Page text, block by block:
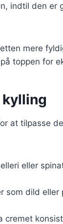
indtil den er
mere
toppen for
at tilpasse
eller
som dild eller